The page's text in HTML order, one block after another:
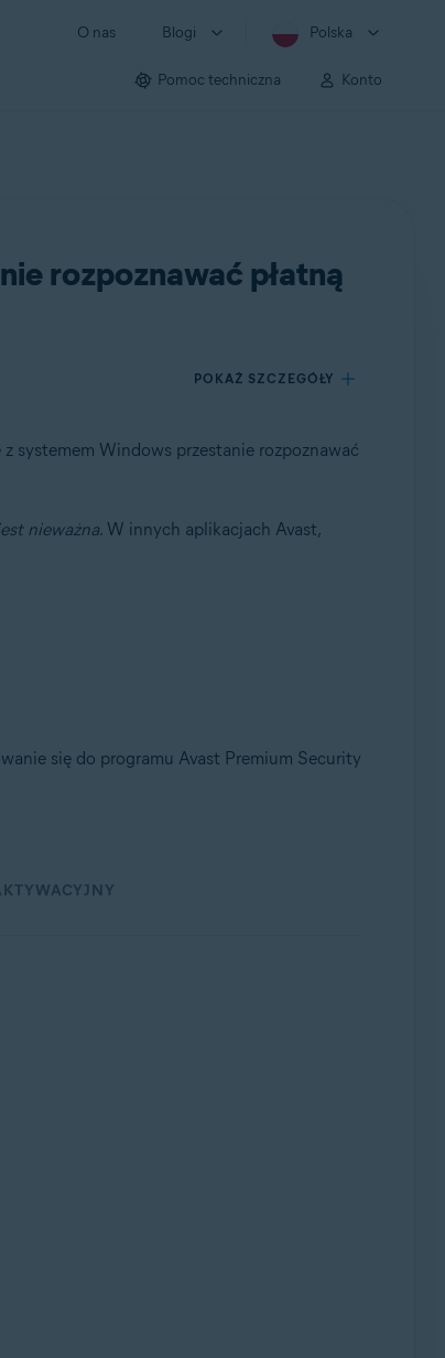
O nas Blogi Polska
Pomoc techniczna Konto
rozpoznawać płatną
POKAŻ SZCZEGÓŁY
systemem Windows przestanie rozpoznawać
nieważna. W innych aplikacjach Avast,
się do programu Avast Premium Security